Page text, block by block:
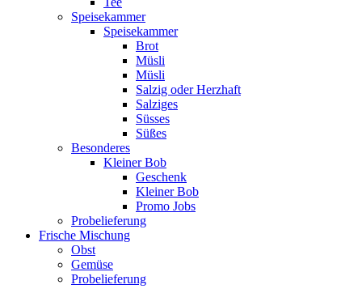
Speisekammer
Speisekammer
Brot
Müsli
Müsli
Salzig oder Herzhaft
Salziges
Süsses
Süßes
Besonderes
Kleiner Bob
Geschenk
Kleiner Bob
Promo Jobs
Probelieferung
Frische Mischung
Obst
Gemüse
Probelieferung